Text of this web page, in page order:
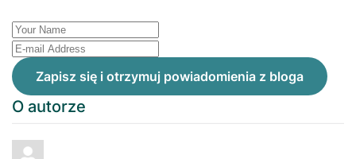
Your
Name
E-
mail
AddressZapisz się i otrzymuj powiadomienia z bloga
O autorze